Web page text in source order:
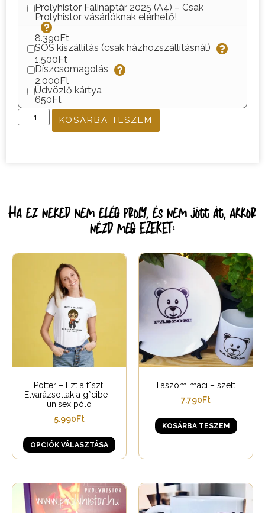
Prolyhistor Falinaptár 2025 (A4) – Csak
Prolyhistor vásárlóknak elérhető!
8.390Ft
SOS kiszállítás (csak házhozszállításnál)
1.500Ft
Díszcsomagolás
2.000Ft
Üdvözlő kártya
650Ft
KOSÁRBA TESZEM
Ha ez neked nem elég proly, és nem jött át, akkor
nézd meg EZEKET:
Potter – Ezt a f*szt!
Elvarázsollak a g*cibe –
unisex póló
5.990Ft
OPCIÓK VÁLASZTÁSA
Faszom maci – szett
7.790Ft
KOSÁRBA TESZEM